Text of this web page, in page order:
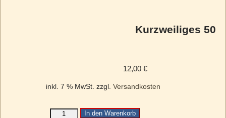
Kurzweiliges 50
12,00 €
inkl. 7 % MwSt. zzgl. Versandkosten
In den Warenkorb